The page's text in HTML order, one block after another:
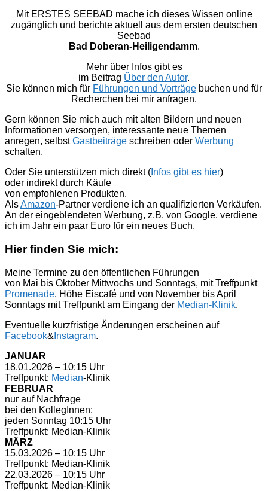
Mit ERSTES SEEBAD mache ich dieses Wissen online
zugänglich und berichte aktuell aus dem ersten deutschen
Seebad
Bad Doberan-Heiligendamm.
Mehr über Infos gibt es
im Beitrag Über den Autor.
Sie können mich für Führungen und Vorträge buchen und für
Recherchen bei mir anfragen.
Gern können Sie mich auch mit alten Bildern und neuen
Informationen versorgen, interessante neue Themen
anregen, selbstGastbeiträge schreiben oder Werbung
schalten.
Oder Sie unterstützen mich direkt ( Infos gibt es hier)
oder indirekt durch Käufe
von empfohlenen Produkten.
AlsAmazon-Partner verdiene ich an qualifizierten Verkäufen.
An der eingeblendeten Werbung, z.B. von Google, verdiene
ich im Jahr ein paar Euro für ein neues Buch.
Hier finden Sie mich:
Meine Termine zu den öffentlichen Führungen
von Mai bis Oktober Mittwochs und Sonntags, mit Treffpunkt
Promenade, Höhe Eiscafé und von November bis April
Sonntags mit Treffpunkt am Eingang der Median-Klinik.
Eventuelle kurzfristige Änderungen erscheinen auf
Facebook& Instagram.
JANUAR
18.01.2026 – 10:15 Uhr
Treffpunkt: Median-Klinik
FEBRUAR
nur auf Nachfrage
bei den KollegInnen:
jeden Sonntag 10:15 Uhr
Treffpunkt: Median-Klinik
MÄRZ
15.03.2026 – 10:15 Uhr
Treffpunkt: Median-Klinik
22.03.2026 – 10:15 Uhr
Treffpunkt: Median-Klinik